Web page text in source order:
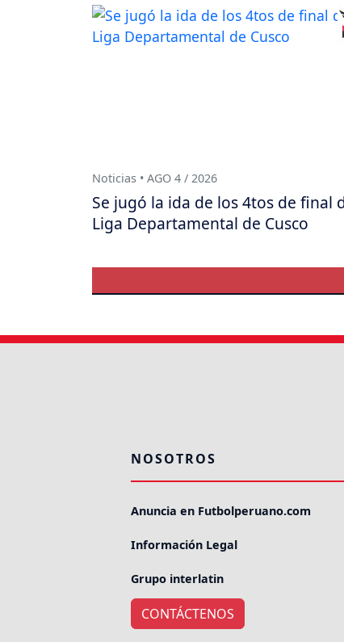
Noticias • AGO 4 / 2026
Se jugó la ida de los 4tos de final
Liga Departamental de Cusco
NOSOTROS
Anuncia en Futbolperuano.com
Información Legal
Grupo interlatin
CONTÁCTENOS